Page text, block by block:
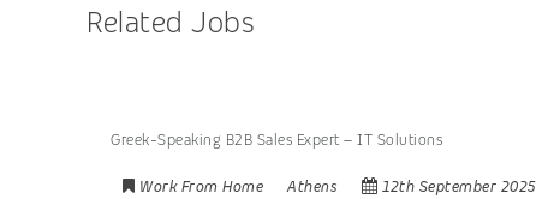
Related Jobs
Greek-Speaking B2B Sales Expert – IT Solutions
Work From Home Athens 12th September 2025